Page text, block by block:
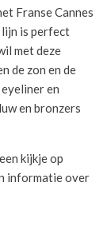
Franse Cannes
lijn is perfect
met deze
de zon en de
en
en bronzers
kijkje op
informatie over